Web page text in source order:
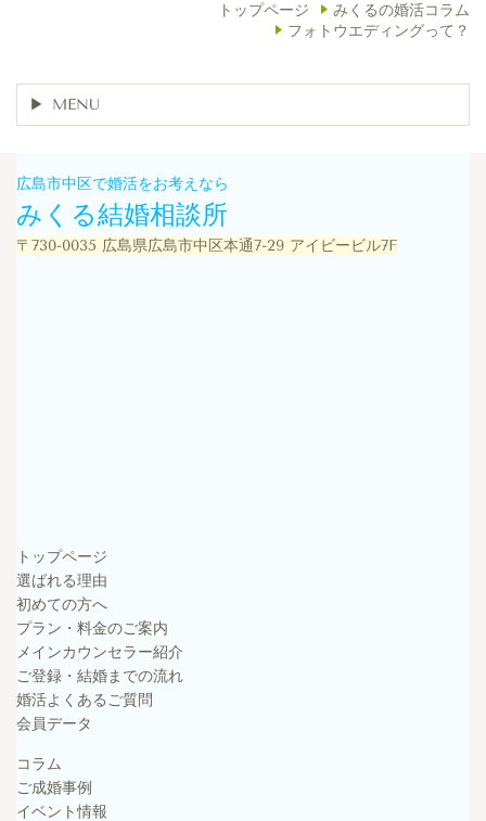
トップページ
みくるの婚活コラム
フォトウエディングって？
MENU
広島市中区で婚活をお考えなら
みくる結婚相談所
〒730-0035 広島県広島市中区本通7-29 アイビービル7F
トップページ
選ばれる理由
初めての方へ
プラン・料金のご案内
メインカウンセラー紹介
ご登録・結婚までの流れ
婚活よくあるご質問
会員データ
コラム
ご成婚事例
イベント情報